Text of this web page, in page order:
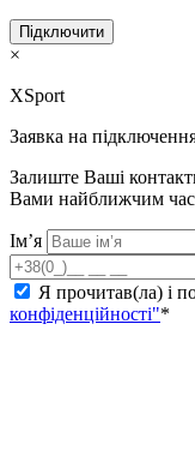
Підключити
×
XSport
Заявка на
Залиште Ваші
Вами найближчим
Ім’я
Я прочитав(ла) і
конфіденційності"*